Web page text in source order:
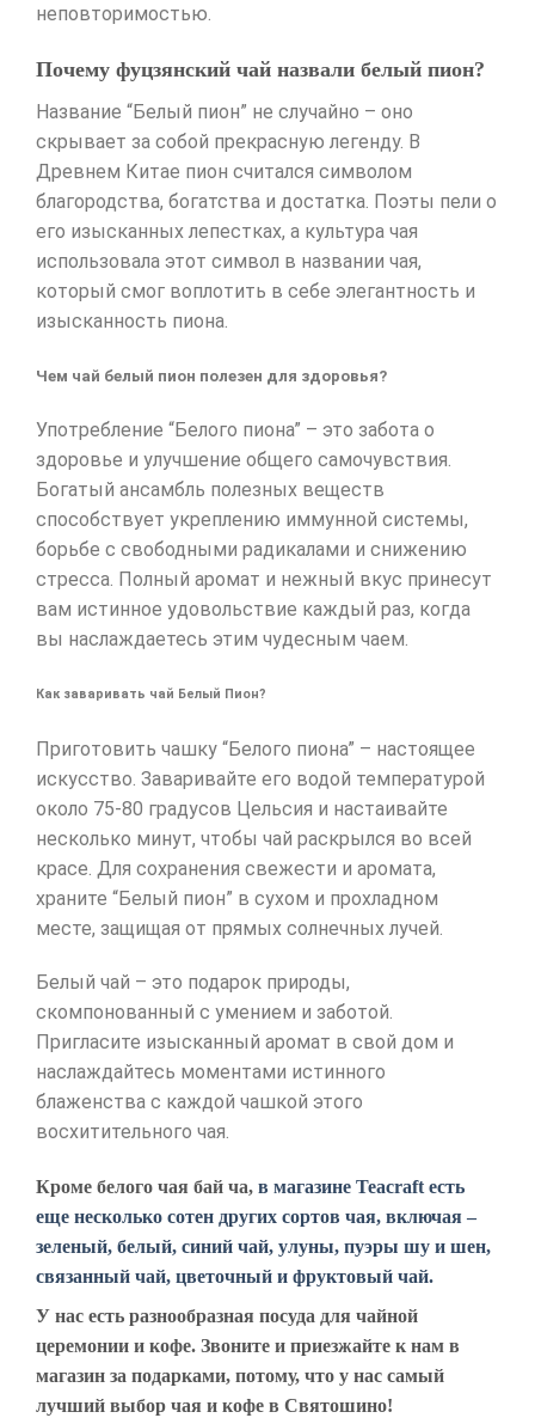
неповторимостью.
Почему фуцзянский чай назвали белый пион?
Название “Белый пион” не случайно – оно
скрывает за собой прекрасную легенду. В
Древнем Китае пион считался символом
благородства, богатства и достатка. Поэты пели о
его изысканных лепестках, а культура чая
использовала этот символ в названии чая,
который смог воплотить в себе элегантность и
изысканность пиона.
Чем чай белый пион полезен для здоровья?
Употребление “Белого пиона” – это забота о
здоровье и улучшение общего самочувствия.
Богатый ансамбль полезных веществ
способствует укреплению иммунной системы,
борьбе с свободными радикалами и снижению
стресса. Полный аромат и нежный вкус принесут
вам истинное удовольствие каждый раз, когда
вы наслаждаетесь этим чудесным чаем.
Как заваривать чай Белый Пион?
Приготовить чашку “Белого пиона” – настоящее
искусство. Заваривайте его водой температурой
около 75-80 градусов Цельсия и настаивайте
несколько минут, чтобы чай раскрылся во всей
красе. Для сохранения свежести и аромата,
храните “Белый пион” в сухом и прохладном
месте, защищая от прямых солнечных лучей.
Белый чай – это подарок природы,
скомпонованный с умением и заботой.
Пригласите изысканный аромат в свой дом и
наслаждайтесь моментами истинного
блаженства с каждой чашкой этого
восхитительного чая.
Кроме белого чая бай ча, в магазине Teacraft есть
еще несколько сотен других сортов чая, включая –
зеленый, белый, синий чай, улуны, пуэры шу и шен,
связанный чай, цветочный и фруктовый чай.
У нас есть разнообразная посуда для чайной
церемонии и кофе. Звоните и приезжайте к нам в
магазин за подарками, потому, что у нас самый
лучший выбор чая и кофе в Святошино!